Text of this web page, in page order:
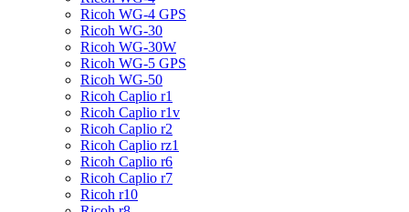
Ricoh WG-4 GPS
Ricoh WG-30
Ricoh WG-30W
Ricoh WG-5 GPS
Ricoh WG-50
Ricoh Caplio r1
Ricoh Caplio r1v
Ricoh Caplio r2
Ricoh Caplio rz1
Ricoh Caplio r6
Ricoh Caplio r7
Ricoh r10